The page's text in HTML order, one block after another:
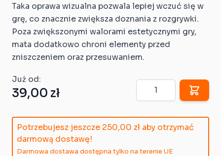
Taka oprawa wizualna pozwala lepiej wczuć się w
grę, co znacznie zwiększa doznania z rozgrywki.
Poza zwiększonymi walorami estetycznymi gry,
mata dodatkowo chroni elementy przed
zniszczeniem oraz przesuwaniem.
Już od:
39,00 zł
Ilość
Potrzebujesz jeszcze 250,00 zł aby otrzymać
darmową dostawę!
Darmowa dostawa dostępna tylko na terenie UE